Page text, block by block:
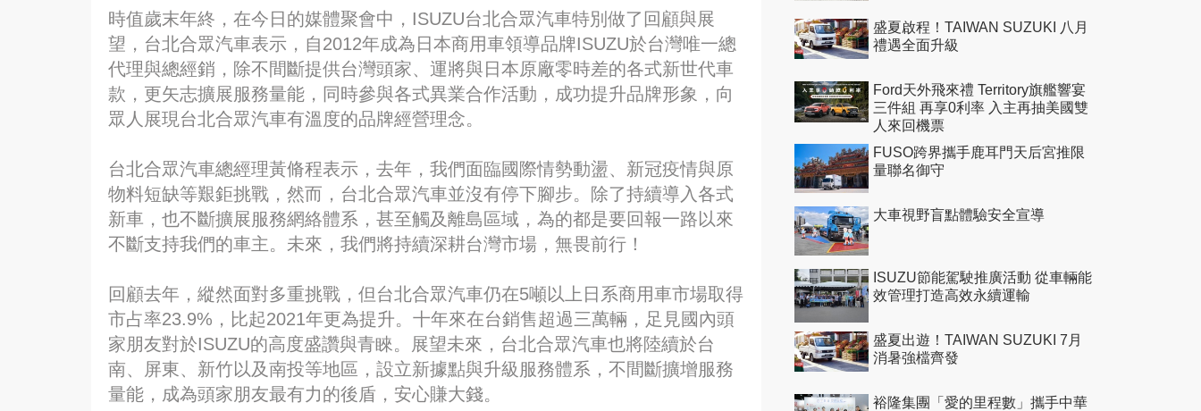
時值歲末年終，在今日的媒體聚會中，ISUZU台北合眾汽車特別做了回顧與展
望，台北合眾汽車表示，自2012年成為日本商用車領導品牌ISUZU於台灣唯一總
代理與總經銷，除不間斷提供台灣頭家、運將與日本原廠零時差的各式新世代車
款，更矢志擴展服務量能，同時參與各式異業合作活動，成功提升品牌形象，向
眾人展現台北合眾汽車有溫度的品牌經營理念。
台北合眾汽車總經理黃脩程表示，去年，我們面臨國際情勢動盪、新冠疫情與原
物料短缺等艱鉅挑戰，然而，台北合眾汽車並沒有停下腳步。除了持續導入各式
新車，也不斷擴展服務網絡體系，甚至觸及離島區域，為的都是要回報一路以來
不斷支持我們的車主。未來，我們將持續深耕台灣市場，無畏前行！
回顧去年，縱然面對多重挑戰，但台北合眾汽車仍在5噸以上日系商用車市場取得
市占率23.9%，比起2021年更為提升。十年來在台銷售超過三萬輛，足見國內頭
家朋友對於ISUZU的高度盛讚與青睞。展望未來，台北合眾汽車也將陸續於台
南、屏東、新竹以及南投等地區，設立新據點與升級服務體系，不間斷擴增服務
量能，成為頭家朋友最有力的後盾，安心賺大錢。
盛夏啟程！TAIWAN SUZUKI 八月
禮遇全面升級
Ford天外飛來禮 Territory旗艦響宴
三件組 再享0利率 入主再抽美國雙
人來回機票
FUSO跨界攜手鹿耳門天后宮推限
量聯名御守
大車視野盲點體驗安全宣導
ISUZU節能駕駛推廣活動 從車輛能
效管理打造高效永續運輸
盛夏出遊！TAIWAN SUZUKI 7月
消暑強檔齊發
裕隆集團「愛的里程數」攜手中華